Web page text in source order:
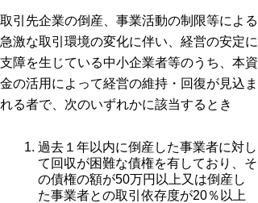
取引先企業の倒産、事業活動の制限等による
急激な取引環境の変化に伴い、経営の安定に
支障を生じている中小企業者等のうち、本資
金の活用によって経営の維持・回復が見込ま
れる者で、次のいずれかに該当するとき
過去１年以内に倒産した事業者に対し
て回収が困難な債権を有しており、そ
の債権の額が50万円以上又は倒産し
た事業者との取引依存度が20％以上